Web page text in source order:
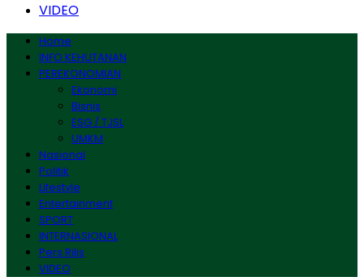
VIDEO
Home
INFO KEHUTANAN
PEREKONOMIAN
Ekonomi
Bisnis
ESG / TJSL
UMKM
Nasional
Politik
Lifestyle
Entertainment
SPORT
INTERNASIONAL
Pers Rilis
VIDEO